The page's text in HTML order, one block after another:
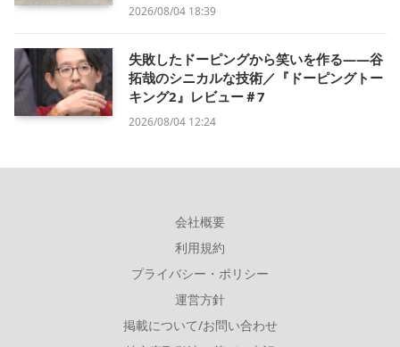
2026/08/04 18:39
失敗したドーピングから笑いを作る——谷
拓哉のシニカルな技術／『ドーピングトー
キング2』レビュー＃7
2026/08/04 12:24
会社概要
利用規約
プライバシー・ポリシー
運営方針
掲載について/お問い合わせ